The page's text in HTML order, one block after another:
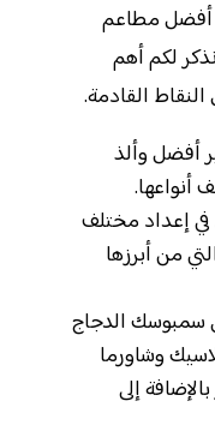
أفضل مطاعم
لكم أهم
القادمة.
أفضل وألذ
أنواعها.
إعداد مختلف
من أبرزها
سمبوسك الدجاج
وشاورما
إلى